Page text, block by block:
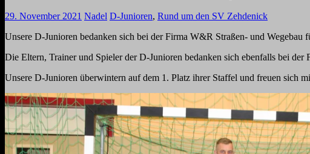
29. November 2021 Nadel D-Junioren, Rund um den SV Zehdenick
Unsere D-Junioren bedanken sich bei der Firma W&R Straßen- und
Die Eltern, Trainer und Spieler der D-Junioren bedanken sich ebenfalls bei
Unsere D-Junioren überwintern auf dem 1. Platz ihrer Staffel und freuen sich